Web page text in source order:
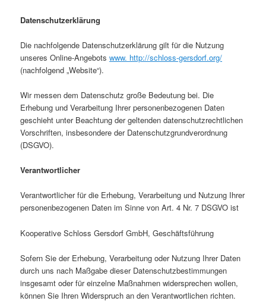
Datenschutzerklärung
Die nachfolgende Datenschutzerklärung gilt für die Nutzung
unseres Online-Angebotswww. http://schloss-gersdorf.org/
(nachfolgend „Website“).
Wir messen dem Datenschutz große Bedeutung bei. Die
Erhebung und Verarbeitung Ihrer personenbezogenen Daten
geschieht unter Beachtung der geltenden datenschutzrechtlichen
Vorschriften, insbesondere der Datenschutzgrundverordnung
(DSGVO).
Verantwortlicher
Verantwortlicher für die Erhebung, Verarbeitung und Nutzung Ihrer
personenbezogenen Daten im Sinne von Art. 4 Nr. 7 DSGVO ist
Kooperative Schloss Gersdorf GmbH, Geschäftsführung
Sofern Sie der Erhebung, Verarbeitung oder Nutzung Ihrer Daten
durch uns nach Maßgabe dieser Datenschutzbestimmungen
insgesamt oder für einzelne Maßnahmen widersprechen wollen,
können Sie Ihren Widerspruch an den Verantwortlichen richten.